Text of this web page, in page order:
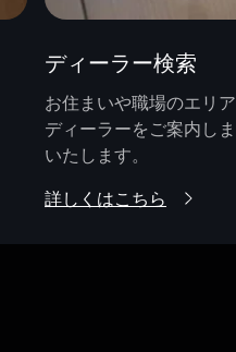
ディーラー検索
お住まいや職場のエリ
ディーラーをご案内し
いたします。
詳しくはこちら